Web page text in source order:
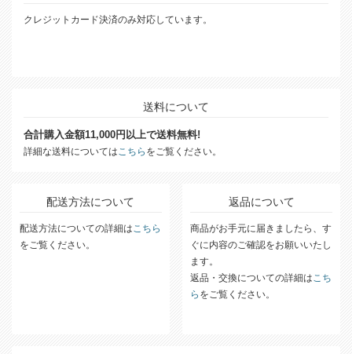
クレジットカード決済のみ対応しています。
送料について
合計購入金額11,000円以上で送料無料!
詳細な送料についてはこちら をご覧ください。
配送方法について
配送方法についての詳細はこちら
をご覧ください。
返品について
商品がお手元に届きましたら、す
ぐに内容のご確認をお願いいたし
ます。
返品・交換についての詳細はこち
ら をご覧ください。